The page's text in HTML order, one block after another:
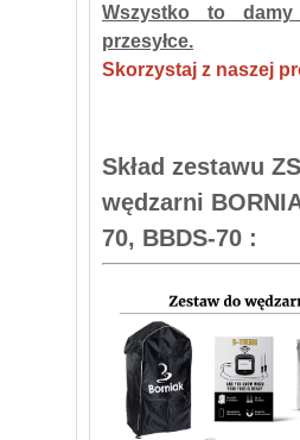
Wszystko to
przesyłce.
Skorzystaj z naszej
Skład zestawu
wędzarni
70, BBDS-70 :